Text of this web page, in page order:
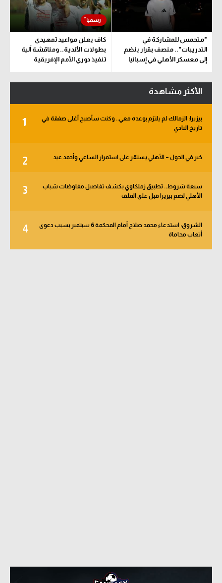
"متحمس للمشاركة في
التدريبات".. منصف بقرار ينضم
إلى معسكر الأهلي في إسبانيا
كاف يعلن مواعيد تمهيدي
بطولات الأندية.. ومناقشة آلية
تنفيذ دوري الأمم الإفريقية
الأكثر مشاهدة
1
بيزيرا: الزمالك لم يلتزم بوعده معي.. وكنت سأصبح أغلى صفقة في
تاريخ النادي
2 خبر في الجول – الأهلي يستقر على استمرار الساعي وأحمد عيد
3
سبعة شروط.. تطبيق زملكاوي يكشف تفاصيل مفاوضات شباب
الأهلي لضم بيزيرا قبل غلق الملف
4
الشروق: استدعاء محمد صلاح أمام المحكمة 6 سبتمبر بسبب دعوى
أتعاب محاماة